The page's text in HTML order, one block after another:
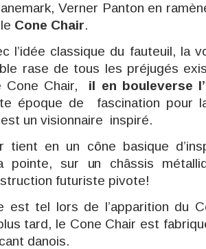
Verner Panton en
Cone Chair.
l’idée classique du fauteuil, la
rase de tous les préjugés
Cone Chair, il en bouleverse
époque de fascination pour
un visionnaire inspiré.
tient en un cône basique
pointe, sur un châssis
futuriste pivote!
est tel lors de l’apparition du
tard, le Cone Chair est
danois.